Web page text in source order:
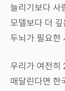
늘리기보다 사
모델보다 더
두뇌가 필요한
우리가 여전히
매달린다면 한